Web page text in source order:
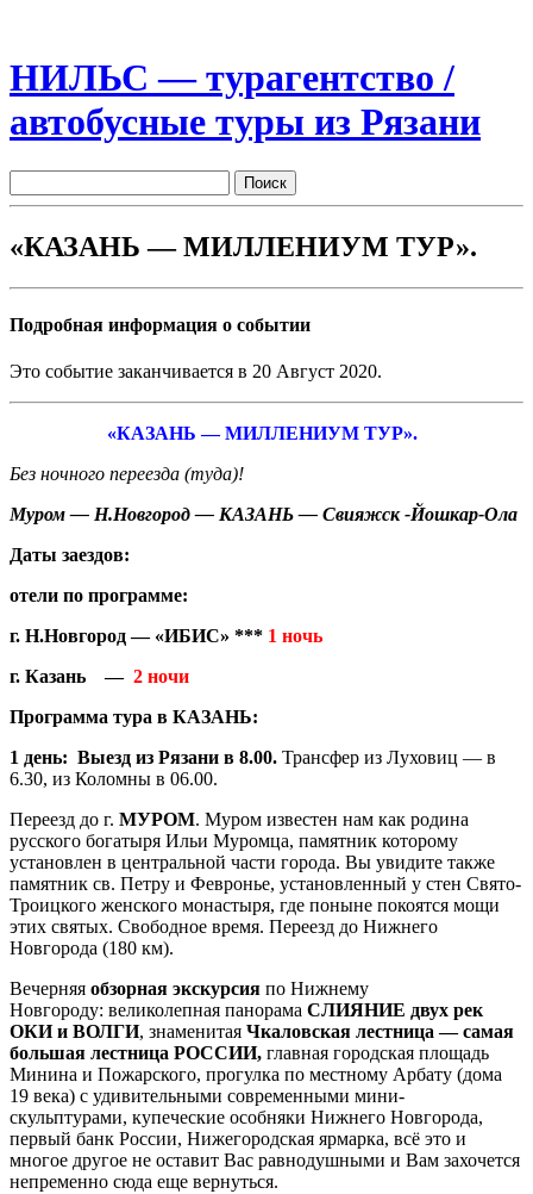
НИЛЬС — турагентство /
автобусные туры из Рязани
«КАЗАНЬ — МИЛЛЕНИУМ ТУР».
Подробная информация о событии
Это событие заканчивается в 20 Август 2020.
«КАЗАНЬ — МИЛЛЕНИУМ ТУР».
Без ночного переезда (туда)!
Муром — Н.Новгород — КАЗАНЬ — Свияжск -Йошкар-Ола
Даты заездов:
отели по программе:
г. Н.Новгород — «ИБИС» *** 1 ночь
г. Казань— 2 ночи
Программа тура в КАЗАНЬ:
1 день: Выезд из Рязани в 8.00. Трансфер из Луховиц — в
6.30, из Коломны в 06.00.
Переезд до г. МУРОМ. Муром известен нам как родина
русского богатыря Ильи Муромца, памятник которому
установлен в центральной части города. Вы увидите также
памятник св. Петру и Февронье, установленный у стен Свято-
Троицкого женского монастыря, где поныне покоятся мощи
этих святых. Свободное время. Переезд до Нижнего
Новгорода (180 км).
Вечерняя обзорная экскурсия по Нижнему
Новгороду: великолепная панорама СЛИЯНИЕ двух рек
ОКИ и ВОЛГИ, знаменитая Чкаловская лестница — самая
большая лестница РОССИИ, главная городская площадь
Минина и Пожарского, прогулка по местному Арбату (дома
19 века) с удивительными современными мини-
скульптурами, купеческие особняки Нижнего Новгорода,
первый банк России, Нижегородская ярмарка, всё это и
многое другое не оставит Вас равнодушными и Вам захочется
непременно сюда еще вернуться.